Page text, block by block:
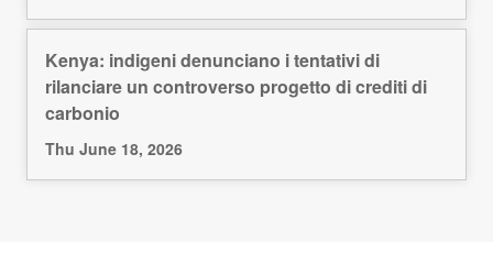
Kenya: indigeni denunciano i tentativi di
rilanciare un controverso progetto di crediti di
carbonio
Thu June 18, 2026